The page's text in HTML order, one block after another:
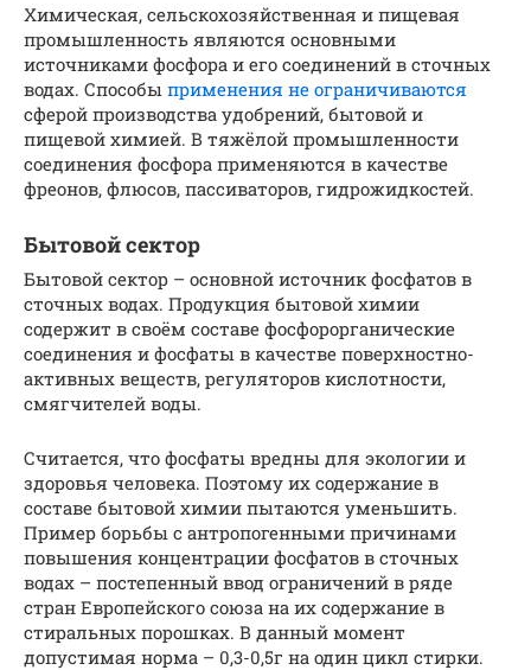
Химическая, сельскохозяйственная и пищевая
промышленность являются основными
источниками фосфора и его соединений в сточных
водах. Способы применения не ограничиваются
сферой производства удобрений, бытовой и
пищевой химией. В тяжёлой промышленности
соединения фосфора применяются в качестве
фреонов, флюсов, пассиваторов, гидрожидкостей.
Бытовой сектор
Бытовой сектор – основной источник фосфатов в
сточных водах. Продукция бытовой химии
содержит в своём составе фосфорорганические
соединения и фосфаты в качестве поверхностно-
активных веществ, регуляторов кислотности,
смягчителей воды.
Считается, что фосфаты вредны для экологии и
здоровья человека. Поэтому их содержание в
составе бытовой химии пытаются уменьшить.
Пример борьбы с антропогенными причинами
повышения концентрации фосфатов в сточных
водах – постепенный ввод ограничений в ряде
стран Европейского союза на их содержание в
стиральных порошках. В данный момент
допустимая норма – 0,3-0,5г на один цикл стирки.